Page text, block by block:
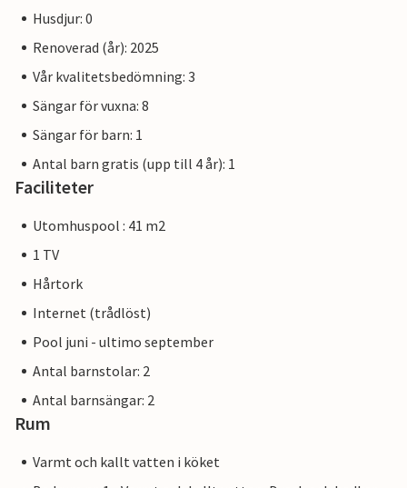
Husdjur: 0
Renoverad (år): 2025
Vår kvalitetsbedömning: 3
Sängar för vuxna: 8
Sängar för barn: 1
Antal barn gratis (upp till 4 år): 1
Faciliteter
Utomhuspool : 41 m2
1 TV
Hårtork
Internet (trådlöst)
Pool juni - ultimo september
Antal barnstolar: 2
Antal barnsängar: 2
Rum
Varmt och kallt vatten i köket